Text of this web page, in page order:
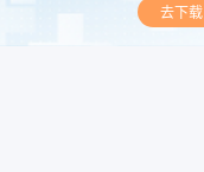
去下载